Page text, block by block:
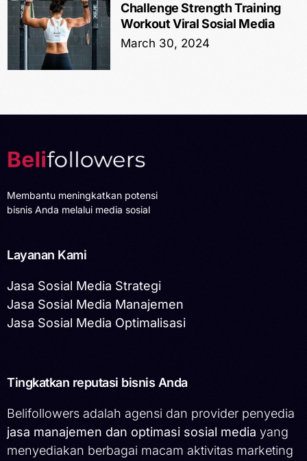
Challenge Strength Training
Workout Viral Sosial Media
March 30, 2024
Membantu meningkatkan potensi
bisnis Anda melalui media sosial
Layanan Kami
Jasa Sosial Media Strategi
Jasa Sosial Media Manajemen
Jasa Sosial Media Optimalisasi
Tingkatkan reputasi bisnis Anda
Belifollowers adalah agensi dan provider penyedia
jasa manajemen dan optimasi sosial media yang
menyediakan berbagai macam aktivitas marketing